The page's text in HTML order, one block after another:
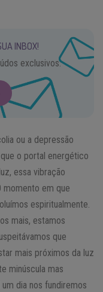
INBOX!
exclusivos.
ou a depressão
o portal energético
essa vibração
momento em que
espiritualmente.
mais, estamos
que
mais próximos da luz
minúscula mas
dia nos fundiremos